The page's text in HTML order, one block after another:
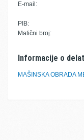
E-mail:
PIB:
Matični broj:
Informacije o
MAŠINSKA OBRADA